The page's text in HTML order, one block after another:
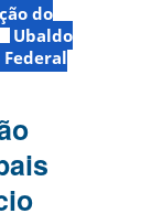
do
Ubaldo